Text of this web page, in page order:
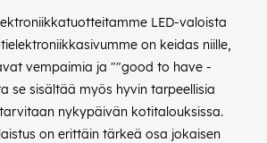
LED-valoista
on keidas niille,
vempaimia ja ""good to have -
se sisältää myös hyvin tarpeellisia
nykypäivän kotitalouksissa.
on erittäin tärkeä osa jokaisen